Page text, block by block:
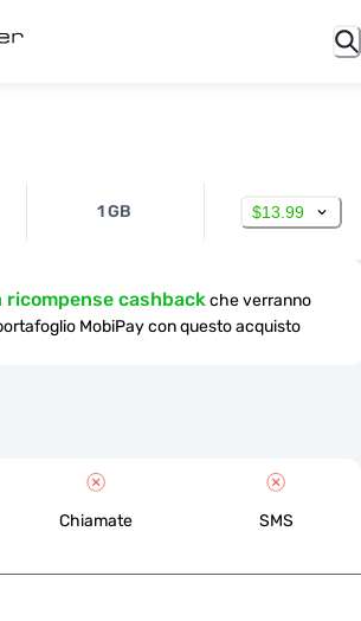
1 GB $13.99
ricompense cashbackche verranno
MobiPay con questo acquisto
Chiamate SMS